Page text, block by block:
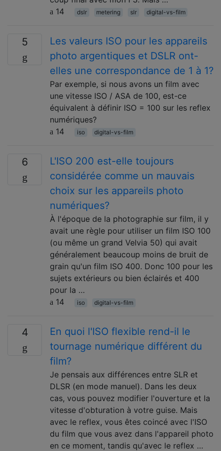
14
dslr metering slr digital-vs-film
5
Les valeurs ISO pour les appareils
photo argentiques et DSLR ont-
elles une correspondance de 1 à 1?
Par exemple, si nous avons un film avec
une vitesse ISO / ASA de 100, est-ce
équivalent à définir ISO = 100 sur les reflex
numériques?
14
iso digital-vs-film
6
L'ISO 200 est-elle toujours
considérée comme un mauvais
choix sur les appareils photo
numériques?
À l'époque de la photographie sur film, il y
avait une règle pour utiliser un film ISO 100
(ou même un grand Velvia 50) qui avait
généralement beaucoup moins de bruit de
grain qu'un film ISO 400. Donc 100 pour les
sujets extérieurs ou bien éclairés et 400
pour la …
14
iso digital-vs-film
4
En quoi l'ISO flexible rend-il le
tournage numérique différent du
film?
Je pensais aux différences entre SLR et
DLSR (en mode manuel). Dans les deux
cas, vous pouvez modifier l'ouverture et la
vitesse d'obturation à votre guise. Mais
avec le reflex, vous êtes coincé avec l'ISO
du film que vous avez dans l'appareil photo
en ce moment, tandis qu'avec le reflex …